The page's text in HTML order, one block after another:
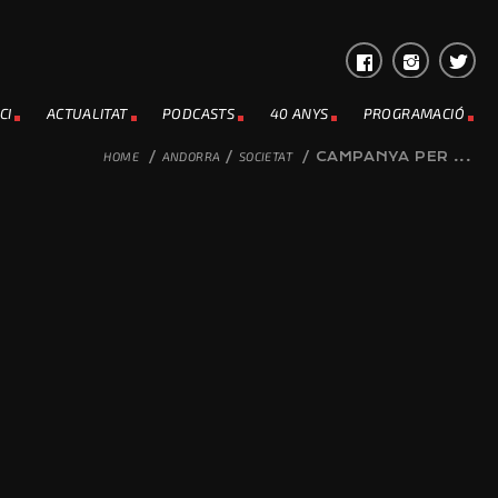
ACTUALITAT PODCASTS 40 ANYS PROGRAMACIÓ
HOME / ANDORRA / SOCIETAT / CAMPANYA PER ...